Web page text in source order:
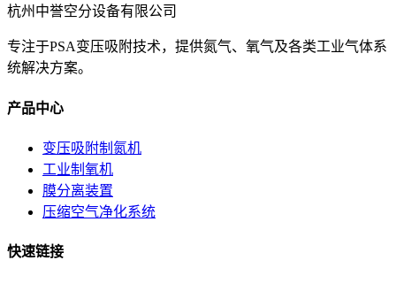
杭州中誉空分设备有限公司
专注于PSA变压吸附技术，提供氮气、氧气及各类工业气体系
统解决方案。
产品中心
变压吸附制氮机
工业制氧机
膜分离装置
压缩空气净化系统
快速链接